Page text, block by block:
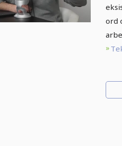
ord